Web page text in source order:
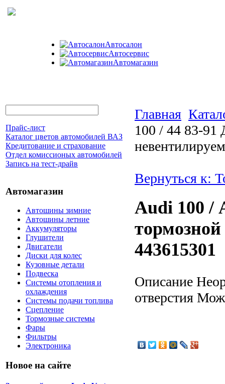
Автосалон
Автосервис
Автомагазин
Прайс-лист
Каталог цветов автомобилей ВАЗ
Кредитование и страхование
Отдел комиссионых автомобилей
Запись на тест-драйв
Автомагазин
Автошины зимние
Автошины летние
Аккумуляторы
Глушители
Двигатели
Диски для колес
Кузовные детали
Подвеска
Системы отопления и
охлаждения
Системы подачи топлива
Сцепление
Тормозные системы
Фары
Фильтры
Электроника
Новое на сайте
Главная
100 / 44 83-91
Вернуться к:
Audi 100 /
443615301
Описание
отверстия